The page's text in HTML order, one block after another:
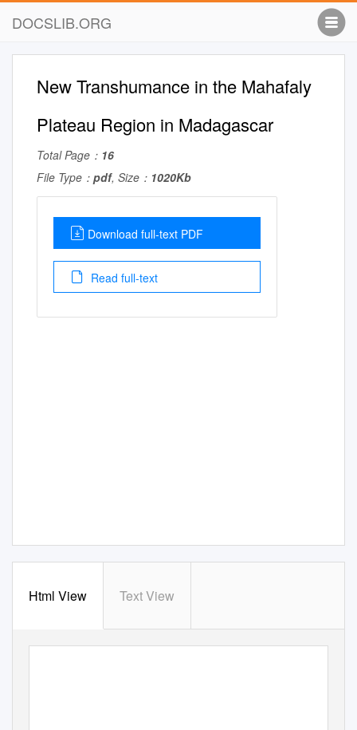
DOCSLIB.ORG
New Transhumance in the Mahafaly
Plateau Region in Madagascar
Total Page： 16
File Type： pdf, Size： 1020Kb
Download full-text PDF
Read full-text
Html View Text View